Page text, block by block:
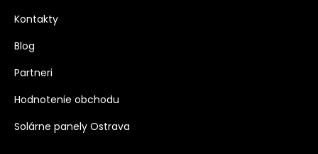
Kontakty
Blog
Partneri
Hodnotenie obchodu
Solárne panely Ostrava